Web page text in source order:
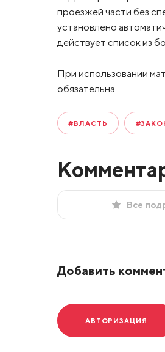
проезжей части без
установлено
действует список из
При использовании
обязательна.
#ВЛАСТЬ
Все
Добавить
АВТОРИЗАЦИЯ